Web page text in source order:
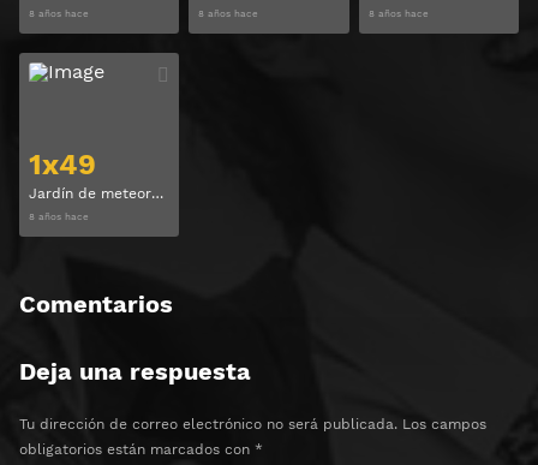
8 años hace 8 años hace 8 años hace
1x49
Jardín de meteoros (Meteor Garden) Temporada 1 Capitulo 49
8 años hace
Comentarios
Deja una respuesta
Tu dirección de correo electrónico no será publicada. Los campos
obligatorios están marcados con *